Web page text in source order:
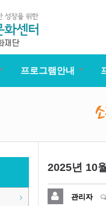
프로그램안내
2025년 10
관리자